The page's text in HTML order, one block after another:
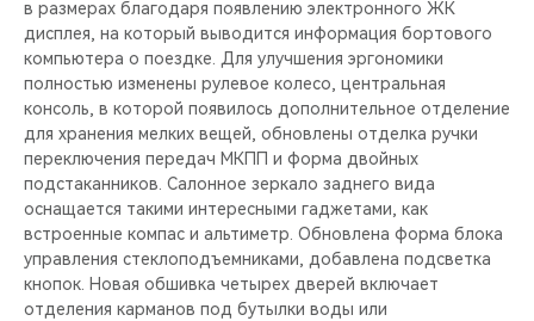
в размерах благодаря появлению электронного ЖК
дисплея, на который выводится информация бортового
компьютера о поездке. Для улучшения эргономики
полностью изменены рулевое колесо, центральная
консоль, в которой появилось дополнительное отделение
для хранения мелких вещей, обновлены отделка ручки
переключения передач МКПП и форма двойных
подстаканников. Салонное зеркало заднего вида
оснащается такими интересными гаджетами, как
встроенные компас и альтиметр. Обновлена форма блока
управления стеклоподъемниками, добавлена подсветка
кнопок. Новая обшивка четырех дверей включает
отделения карманов под бутылки воды или